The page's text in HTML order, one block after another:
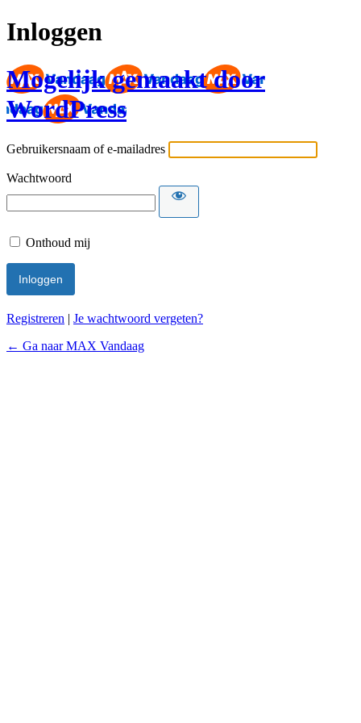
Inloggen
Mogelijk gemaakt door
WordPress
Gebruikersnaam of e-mailadres
Wachtwoord
Onthoud mij
Registreren | Je wachtwoord vergeten?
← Ga naar MAX Vandaag